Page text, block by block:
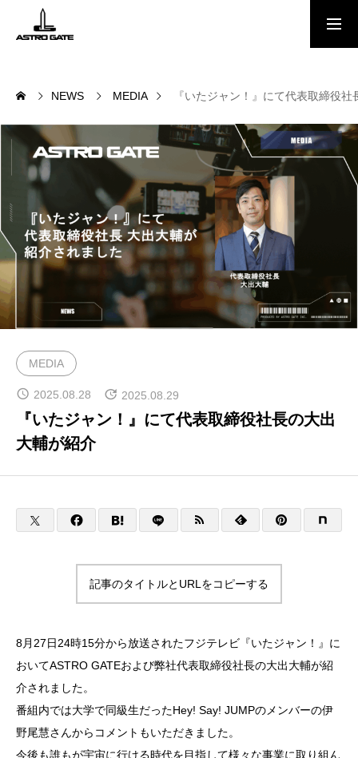
NEWS
会社概要
MEMBER
スペースポート
宇宙ビジネスコンサルティング
宇宙のまちづくり
CONTACT
ENGLISH
NEWS MEDIA 『いたジャン！』にて代表取締役
MEDIA
2025.08.28 2025.08.29
『いたジャン！』にて代表取締役社長の大出
大輔が紹介
記事のタイトルとURLをコピーする
8月27日24時15分から放送されたフジテレビ『いたジャン！』に
おいてASTRO GATEおよび弊社代表取締役社長の大出大輔が紹
介されました。
番組内では大学で同級生だったHey! Say! JUMPのメンバーの伊
野尾慧さんからコメントもいただきました。
今後も誰もが宇宙に行ける時代を目指して様々な事業に取り組ん